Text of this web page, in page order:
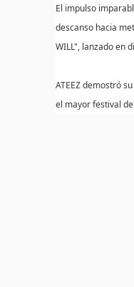
El impulso
descanso hacia
WILL", lanzado en
ATEEZ demostró
el mayor festival